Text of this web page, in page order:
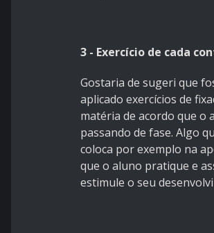
3 - Exercício de cada
Gostaria de sugeri que
aplicado exercícios de
matéria de acordo que o
passando de fase. Algo
coloca por exemplo na
que o aluno pratique e
estimule o seu